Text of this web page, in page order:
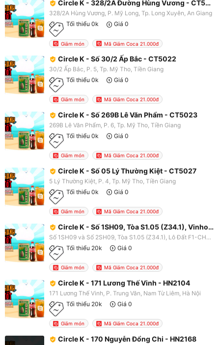
Circle K - 328/2A Đường Hùng Vương - CT5014
328/2A Hùng Vương, P. Mỹ Long, Tp. Long Xuyên, An Giang
Tối thiểu 0k
Giá 0
Giảm món Mã Giảm Coca 21.000đ
Circle K - Số 30/2 Ấp Bắc - CT5022
30/2 Ấp Bắc, P. 5, Tp. Mỹ Tho, Tiền Giang
Tối thiểu 0k
Giá 0
Giảm món Mã Giảm Coca 21.000đ
Circle K - Số 269B Lê Văn Phẩm - CT5023
269B Lê Văn Phẩm, P. 6, Tp. Mỹ Tho, Tiền Giang
Tối thiểu 0k
Giá 0
Giảm món Mã Giảm Coca 21.000đ
Circle K - Số 05 Lý Thường Kiệt - CT5027
5 Lý Thường Kiệt, P. 4, Tp. Mỹ Tho, Tiền Giang
Tối thiểu 0k
Giá 0
Giảm món Mã Giảm Coca 21.000đ
Circle K - Số 1SH09, Tòa S1.05 (Z34.1), Vinhomes Park - HN2203
Số 1SH09 và Số 2SH09, Tòa S1.05 (Z34.1), Lô Đất F1-CH01 - 5 KĐT Mới Tây Mỗ - Đại Mỗ - Vinhomes Park (Vinhomes Smart City), P. Tây Mỗ, Nam Từ Liêm, Hà Nội
Tối thiểu 20k
Giá 0
Giảm món Mã Giảm Coca 21.000đ
Circle K - 171 Lương Thế Vinh - HN2104
171 Lương Thế Vinh, P. Trung Văn, Nam Từ Liêm, Hà Nội
Tối thiểu 20k
Giá 0
Giảm món Mã Giảm Coca 21.000đ
Circle K - 170 Nguyễn Đổng Chi - HN2168